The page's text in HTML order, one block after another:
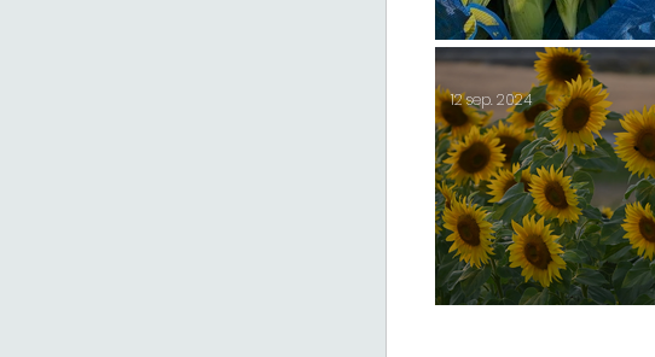
Majsen slut för i år
12 sep. 2024